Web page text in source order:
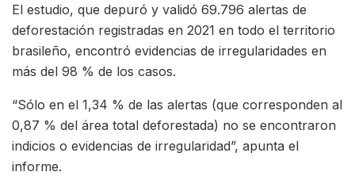
El estudio, que depuró y validó 69.796 alertas de
deforestación registradas en 2021 en todo el territorio
brasileño, encontró evidencias de irregularidades en
más del 98 % de los casos.
“Sólo en el 1,34 % de las alertas (que corresponden al
0,87 % del área total deforestada) no se encontraron
indicios o evidencias de irregularidad”, apunta el
informe.